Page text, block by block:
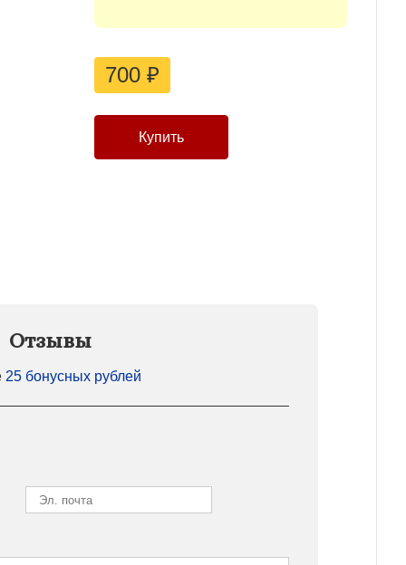
700 ₽
Отзывы
25 бонусных рублей